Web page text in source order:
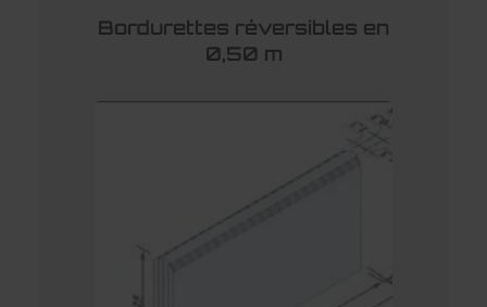
Bordurettes réversibles en
0,50 m